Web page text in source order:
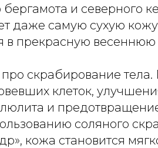
и северного
даже самую сухую
в прекрасную
скрабирование
клеток,
и
соляного
кожа становится